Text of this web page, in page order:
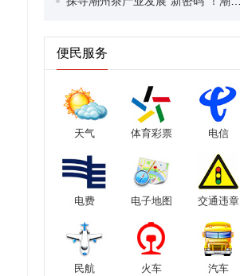
便民服务
天气 体育彩票 电信
电费 电子地图 交通违章
民航 火车 汽车